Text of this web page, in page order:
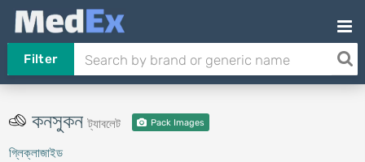
Filter
কনসুকনট্যাবলেট Pack Images
গ্লিক্লাজাইড